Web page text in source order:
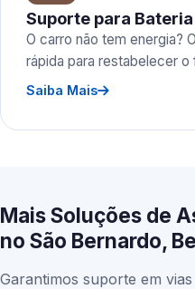
Suporte para Bateria
O carro não tem energia?
rápida para restabelecer o
Saiba Mais
Mais Soluções de
no São Bernardo,
Garantimos suporte em